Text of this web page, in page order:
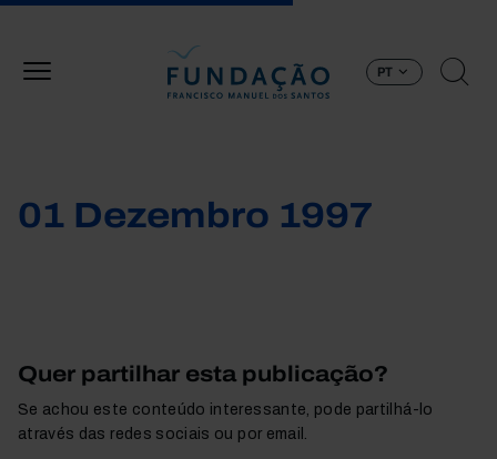
PT
01 Dezembro 1997
Quer partilhar esta publicação?
Se achou este conteúdo interessante, pode partilhá-lo
através das redes sociais ou por email.